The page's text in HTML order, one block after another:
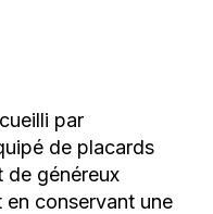
par
de placards
de généreux
conservant une